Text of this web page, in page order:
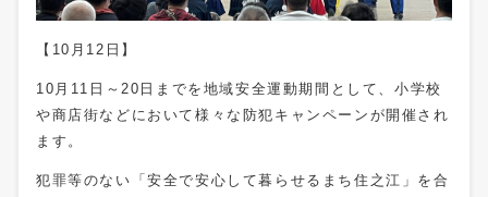
【10月12日】
10月11日～20日までを地域安全運動期間として、小学校
や商店街などにおいて様々な防犯キャンペーンが開催され
ます。
犯罪等のない「安全で安心して暮らせるまち住之江」を合